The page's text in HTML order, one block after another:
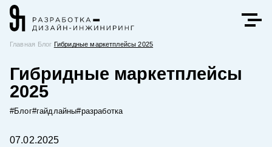
Главная Блог Гибридные маркетплейсы 2025
Гибридные маркетплейсы
2025
#Блог#гайдлайны#разработка
07.02.2025